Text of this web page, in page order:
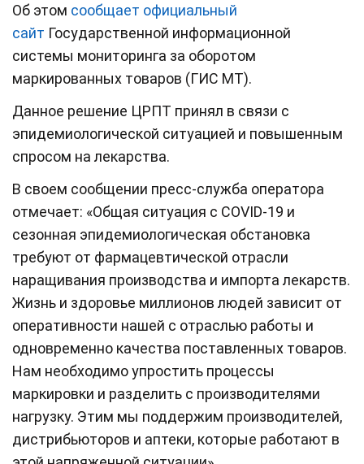
Об этом сообщает официальный
сайт Государственной информационной
системы мониторинга за оборотом
маркированных товаров (ГИС МТ).
Данное решение ЦРПТ принял в связи с
эпидемиологической ситуацией и повышенным
спросом на лекарства.
В своем сообщении пресс-служба оператора
отмечает: «Общая ситуация с COVID-19 и
сезонная эпидемиологическая обстановка
требуют от фармацевтической отрасли
наращивания производства и импорта лекарств.
Жизнь и здоровье миллионов людей зависит от
оперативности нашей с отраслью работы и
одновременно качества поставленных товаров.
Нам необходимо упростить процессы
маркировки и разделить с производителями
нагрузку. Этим мы поддержим производителей,
дистрибьюторов и аптеки, которые работают в